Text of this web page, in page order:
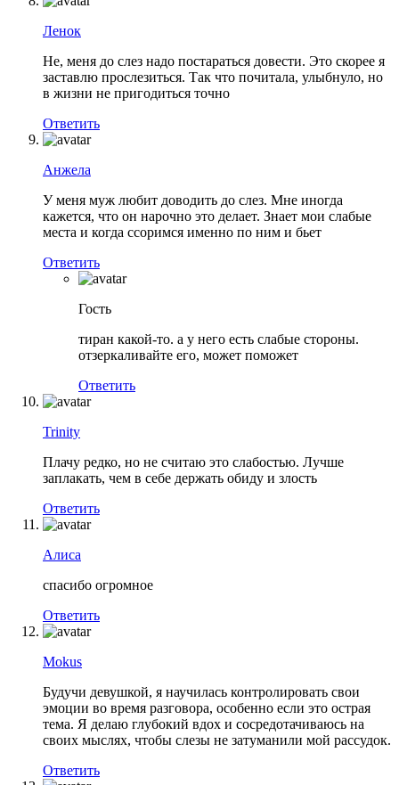
Ленок
Не, меня до слез надо постараться довести. Это скорее я
заставлю прослезиться. Так что почитала, улыбнуло, но
в жизни не пригодиться точно
Ответить
Анжела
У меня муж любит доводить до слез. Мне иногда
кажется, что он нарочно это делает. Знает мои слабые
места и когда ссоримся именно по ним и бьет
Ответить
Гость
тиран какой-то. а у него есть слабые стороны.
отзеркаливайте его, может поможет
Ответить
Trinity
Плачу редко, но не считаю это слабостью. Лучше
заплакать, чем в себе держать обиду и злость
Ответить
Алиса
спасибо огромное
Ответить
Mokus
Будучи девушкой, я научилась контролировать свои
эмоции во время разговора, особенно если это острая
тема. Я делаю глубокий вдох и сосредотачиваюсь на
своих мыслях, чтобы слезы не затуманили мой рассудок.
Ответить